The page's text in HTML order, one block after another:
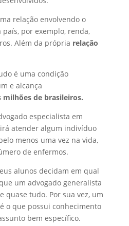
relação envolvendo o
por exemplo, renda,
Além da própria relação
é uma condição
e alcança
milhões de brasileiros.
especialista em
atender algum indivíduo
menos uma vez na vida,
de enfermos.
alunos decidam em qual
um advogado generalista
quase tudo. Por sua vez, um
o que possui conhecimento
bem específico.